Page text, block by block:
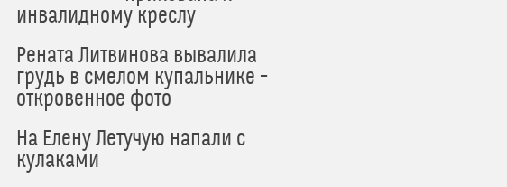
инвалидному креслу
Рената Литвинова вывалила
грудь в смелом купальнике –
откровенное фото
На Елену Летучую напали с
кулаками